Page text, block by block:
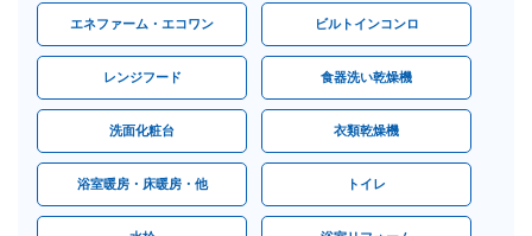
エネファーム・エコワン ビルトインコンロ
レンジフード 食器洗い乾燥機
洗面化粧台 衣類乾燥機
浴室暖房・床暖房・他 トイレ